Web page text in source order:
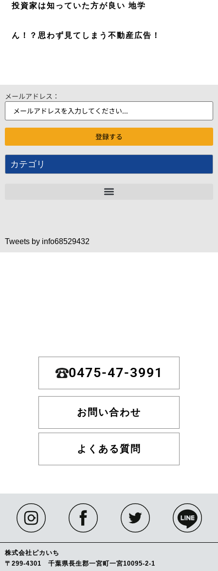
投資家は知っていた方が良い 地学
ん！？思わず見てしまう不動産広告！
メールアドレス：
カテゴリ
Tweets by info68529432
0475-47-3991
お問い合わせ
よくある質問
株式会社ピカいち
〒299-4301 千葉県長生郡一宮町一宮10095-2-1